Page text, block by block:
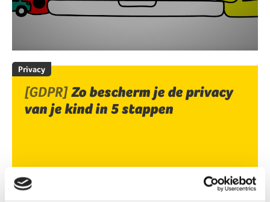
Privacy
[GDPR]Zo bescherm je de privacy
van je kind in 5 stappen